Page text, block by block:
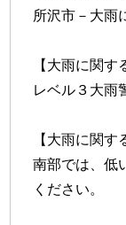
所沢市－大雨
【大雨に関す
レベル３大雨
【大雨に関
南部では、低
ください。